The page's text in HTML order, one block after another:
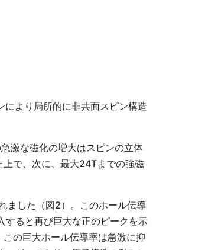
により局所的に非共面スピン構造
激な磁化の増大はスピンの立体
で、次に、最大24Tまでの強磁
ました（図2）。このホール伝導
すると再び巨大な正のピークを示
の巨大ホール伝導率は急激に抑